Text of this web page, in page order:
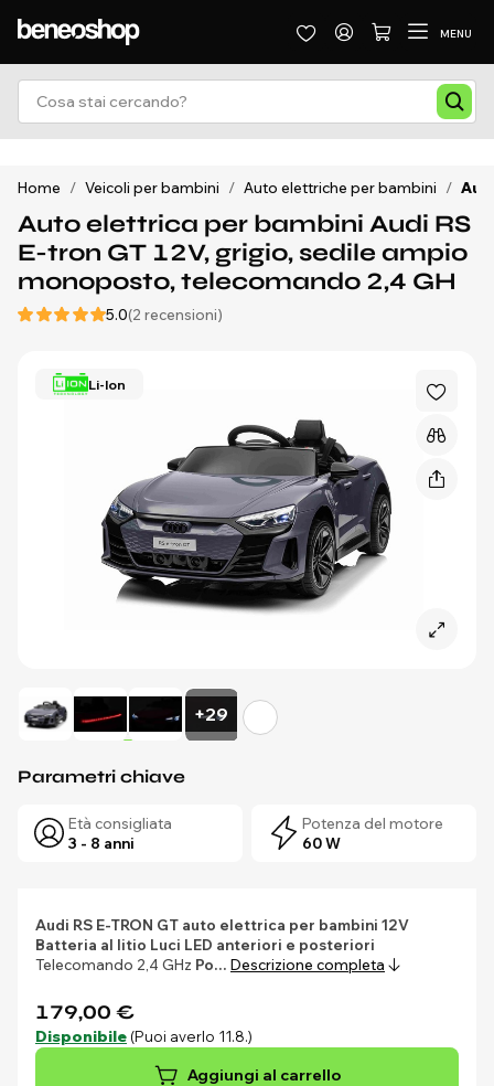
MENU
Home / Veicoli per bambini / Auto elettriche per bambini /
Auto elettrica per bambini Audi RS
E-tron GT 12V, grigio, sedile ampio
monoposto, telecomando 2,4 GH
5.0(2 recensioni)
Li-Ion
+29
Parametri chiave
Età consigliata
3 - 8 anni
Potenza del motore
60 W
Audi RS E-TRON GT auto elettrica per bambini 12V
Batteria al litio Luci LED anteriori e posteriori
Telecomando 2,4 GHz Po… Descrizione completa
179,00 €
Disponibile (Puoi averlo 11.8.)
Aggiungi al carrello